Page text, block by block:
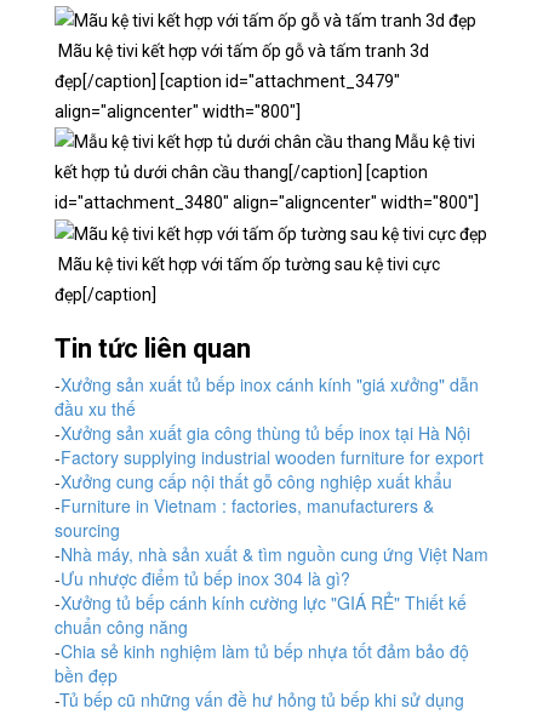
Mãu kệ tivi kết hợp với tấm ốp gỗ và tấm tranh 3d
đẹp[/caption] [caption id="attachment_3479"
align="aligncenter" width="800"]
Mẫu kệ tivi
kết hợp tủ dưới chân cầu thang[/caption] [caption
id="attachment_3480" align="aligncenter" width="800"]
Mãu kệ tivi kết hợp với tấm ốp tường sau kệ tivi cực
đẹp[/caption]
Tin tức liên quan
-Xưởng sản xuất tủ bếp inox cánh kính "giá xưởng" dẫn
đầu xu thế
-Xưởng sản xuất gia công thùng tủ bếp inox tại Hà Nội
-Factory supplying industrial wooden furniture for export
-Xưởng cung cấp nội thất gỗ công nghiệp xuất khẩu
-Furniture in Vietnam : factories, manufacturers &
sourcing
-Nhà máy, nhà sản xuất & tìm nguồn cung ứng Việt Nam
-Ưu nhược điểm tủ bếp inox 304 là gì?
-Xưởng tủ bếp cánh kính cường lực "GIÁ RẺ" Thiết kế
chuẩn công năng
-Chia sẻ kinh nghiệm làm tủ bếp nhựa tốt đảm bảo độ
bền đẹp
-Tủ bếp cũ những vấn đề hư hỏng tủ bếp khi sử dụng